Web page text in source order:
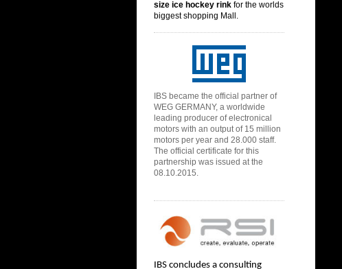
size ice hockey rink for the worlds
biggest shopping Mall.
IBS became the official partner of
WEG GERMANY, a worldwide
leading producer of electronical
motors with an output of 15 million
motors per year and 28.000 staff.
The official certificate for this
partnership was issued at the
08.10.2015.
IBS concludes a consulting